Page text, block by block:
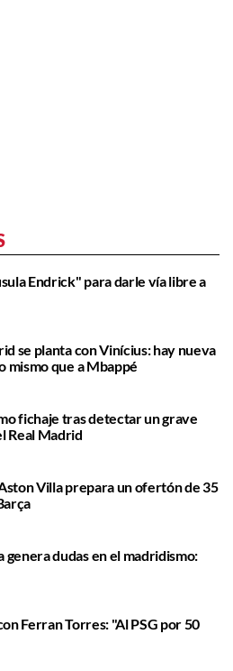
Endrick" para darle vía libre a
se planta con Vinícius: hay nueva
mismo que a Mbappé
fichaje tras detectar un grave
Real Madrid
Villa prepara un ofertón de 35
dudas en el madridismo:
Ferran Torres: "Al PSG por 50